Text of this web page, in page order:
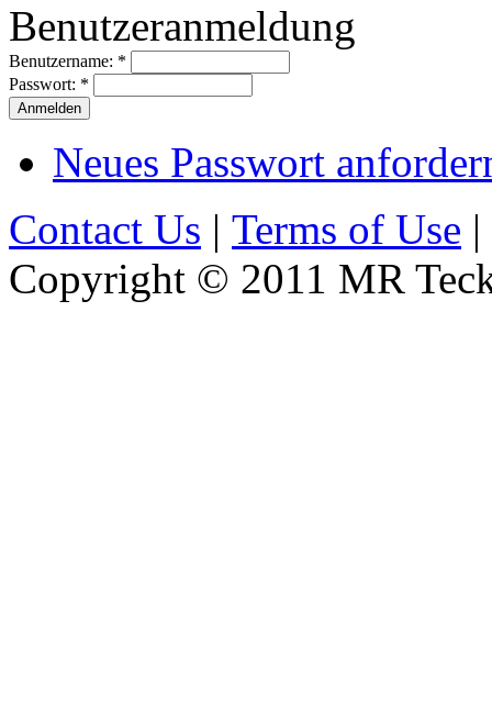
Benutzeranmeldung
Benutzername: *
Passwort: *
Neues Passwort
Contact Us | Terms of Use |
Copyright © 2011 MR